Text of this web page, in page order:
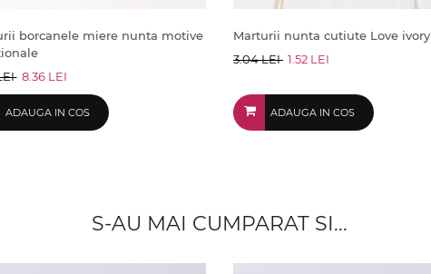
borcanele miere nunta motive
8.36 LEI
ADAUGA IN COS
Marturii nunta cutiute Love ivory
3.04 LEI 1.52 LEI
ADAUGA IN COS
S-AU MAI CUMPARAT SI...